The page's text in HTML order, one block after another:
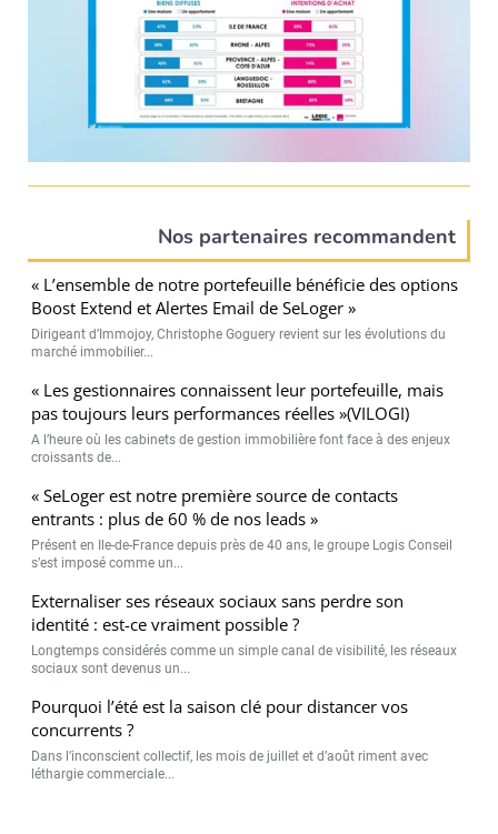
Nos partenaires recommandent
« L’ensemble de notre portefeuille bénéficie des options
Boost Extend et Alertes Email de SeLoger »
Dirigeant d’Immojoy, Christophe Goguery revient sur les évolutions du
marché immobilier...
« Les gestionnaires connaissent leur portefeuille, mais
pas toujours leurs performances réelles »(VILOGI)
A l’heure où les cabinets de gestion immobilière font face à des enjeux
croissants de...
« SeLoger est notre première source de contacts
entrants : plus de 60 % de nos leads »
Présent en Ile-de-France depuis près de 40 ans, le groupe Logis Conseil
s’est imposé comme un...
Externaliser ses réseaux sociaux sans perdre son
identité : est-ce vraiment possible ?
Longtemps considérés comme un simple canal de visibilité, les réseaux
sociaux sont devenus un...
Pourquoi l’été est la saison clé pour distancer vos
concurrents ?
Dans l’inconscient collectif, les mois de juillet et d’août riment avec
léthargie commerciale...